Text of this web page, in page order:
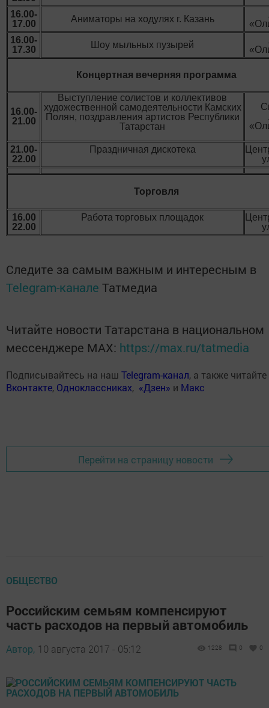
16.00-
17.00
Аниматоры на ходулях г. Казань
16.00-
17.30
Шоу мыльных пузырей
Концертная вечерняя программа
16.00-
21.00
Выступление солистов и коллективов
художественной самодеятельности Камских
Полян, поздравления артистов Республики
Татарстан
21.00-
22.00
Праздничная дискотека
Торговля
16.00
22.00
Работа торговых площадок
Следите за самым важным и интересным в
Telegram-канале Татмедиа
Читайте новости Татарстана в национальном
мессенджере MАХ: https://max.ru/tatmedia
Подписывайтесь на наш Telegram-канал, а также
Вконтакте, Одноклассниках, «Дзен» и Макс
Перейти на страницу новости
ОБЩЕСТВО
Российским семьям компенсируют
часть расходов на первый автомобиль
Автор, 10 августа 2017 - 05:12 1228 0 0